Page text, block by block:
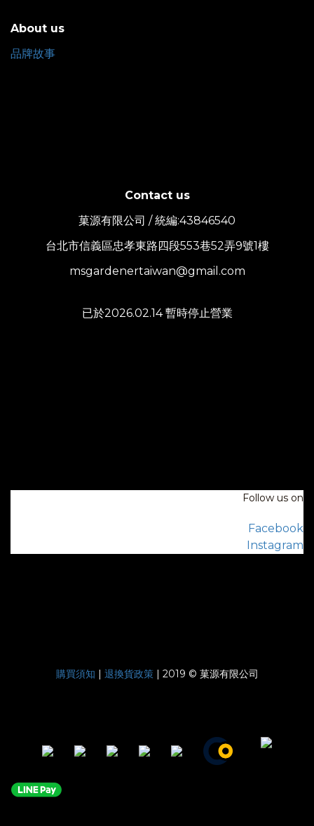
About us
品牌故事
Contact us
菓源有限公司 / 統編:43846540
台北市信義區忠孝東路四段553巷52弄9號1樓
msgardenertaiwan@gmail.com
已於2026.02.14 暫時停止營業
Follow us on
Facebook
Instagram
購買須知 | 退換貨政策| 2019 © 菓源有限公司